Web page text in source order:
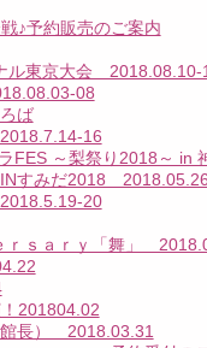
♪予約販売のご案内
ル東京大会 2018.08.10-
08
ば
16
FES ～梨祭り2018～ in
INすみだ2018
20
ｒｓａｒｙ「舞」
201804.02
長） 2018.03.31